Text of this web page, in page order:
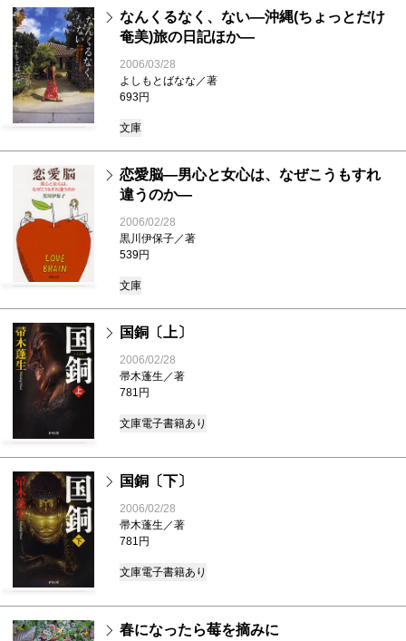
なんくるなく、ない―沖縄(ちょっとだけ
奄美)旅の日記ほか―
2006/03/28
よしもとばなな／著
693円
文庫
恋愛脳―男心と女心は、なぜこうもすれ
違うのか―
2006/02/28
黒川伊保子／著
539円
文庫
国銅〔上〕
2006/02/28
帚木蓬生／著
781円
文庫電子書籍あり
国銅〔下〕
2006/02/28
帚木蓬生／著
781円
文庫電子書籍あり
春になったら莓を摘みに